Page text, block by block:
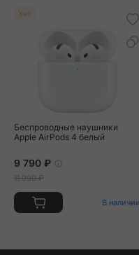
Хит
Беспроводные наушники
Apple AirPods 4 белый
9 790 ₽
11 990 ₽
В наличии